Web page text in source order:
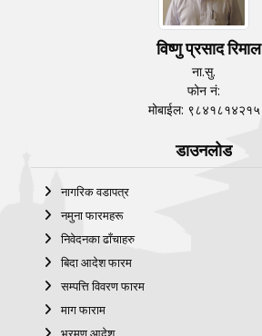
विष्णु प्रसाद रिमाल
ना.सु.
फोन नं:
मोबाईल: ९८४१८१४२१५
डाउनलोड
नागरिक वडापत्र
नमुना फारमहरू
निवेदनका ढाँचाहरु
बिदा आदेश फारम
सम्पत्ति विवरण फारम
माग फाराम